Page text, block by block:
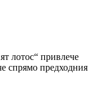
лотос“ привлече
спрямо предходния